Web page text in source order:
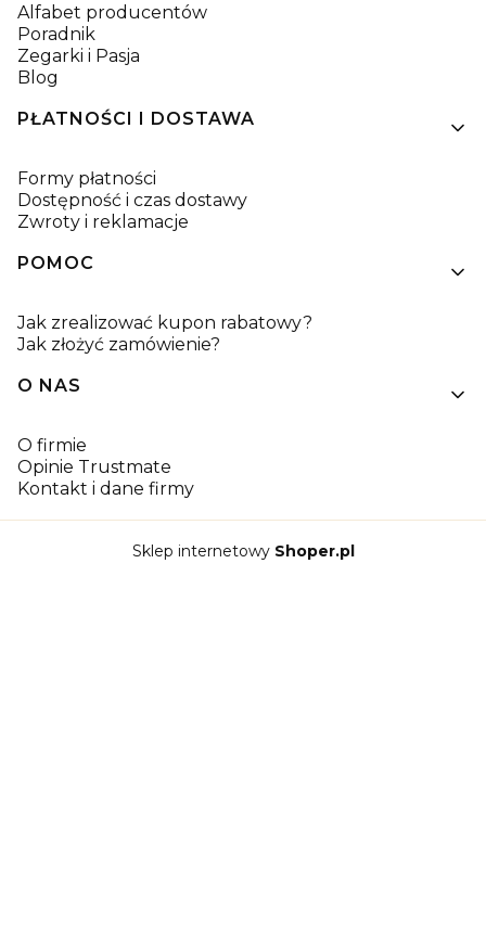
Alfabet producentów
Poradnik
Zegarki i Pasja
Blog
PŁATNOŚCI I DOSTAWA
Formy płatności
Dostępność i czas dostawy
Zwroty i reklamacje
POMOC
Jak zrealizować kupon rabatowy?
Jak złożyć zamówienie?
O NAS
O firmie
Opinie Trustmate
Kontakt i dane firmy
Sklep internetowy Shoper.pl